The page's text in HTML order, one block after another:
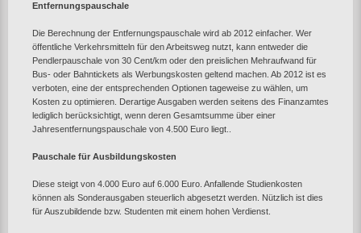
Entfernungspauschale
Die Berechnung der Entfernungspauschale wird ab 2012 einfacher. Wer
öffentliche Verkehrsmitteln für den Arbeitsweg nutzt, kann entweder die
Pendlerpauschale von 30 Cent/km oder den preislichen Mehraufwand für
Bus- oder Bahntickets als Werbungskosten geltend machen. Ab 2012 ist es
verboten, eine der entsprechenden Optionen tageweise zu wählen, um
Kosten zu optimieren. Derartige Ausgaben werden seitens des Finanzamtes
lediglich berücksichtigt, wenn deren Gesamtsumme über einer
Jahresentfernungspauschale von 4.500 Euro liegt..
Pauschale für Ausbildungskosten
Diese steigt von 4.000 Euro auf 6.000 Euro. Anfallende Studienkosten
können als Sonderausgaben steuerlich abgesetzt werden. Nützlich ist dies
für Auszubildende bzw. Studenten mit einem hohen Verdienst.